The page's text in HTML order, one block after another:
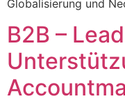
Globalisierung und
B2B –